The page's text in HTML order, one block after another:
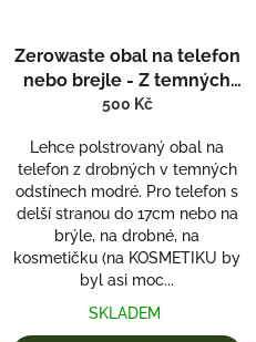
Zerowaste obal na telefon
nebo brejle - Z temných
vod 2
500 Kč
Lehce polstrovaný obal na
telefon z drobných v temných
odstínech modré. Pro telefon s
delší stranou do 17cm nebo na
brýle, na drobné, na
kosmetičku (na KOSMETIKU by
byl asi moc...
SKLADEM